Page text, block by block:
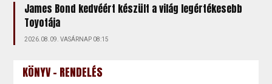
James Bond kedvéért készült a világ legértékesebb
Toyotája
2026.08.09. VASÁRNAP 08:15
KÖNYV - RENDELÉS